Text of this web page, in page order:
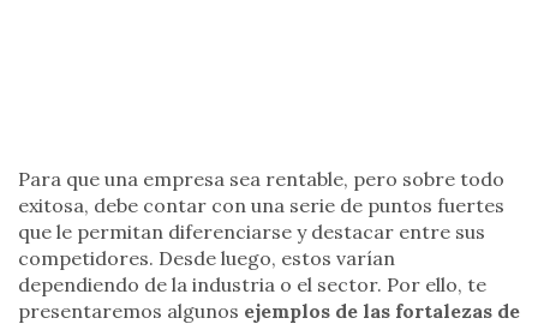
Para que una empresa sea rentable, pero sobre todo
exitosa, debe contar con una serie de puntos fuertes
que le permitan diferenciarse y destacar entre sus
competidores. Desde luego, estos varían
dependiendo de la industria o el sector. Por ello, te
presentaremos algunos ejemplos de las fortalezas de